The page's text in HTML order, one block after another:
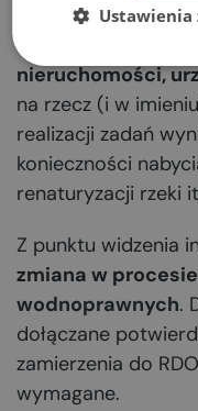
Prawo Wodne –
miałby
nieruchomości,
na rzecz (i w
realizacji zadań
konieczności
renaturyzacji rzeki
Z punktu widzenia
zmiana w procesie
wodnoprawnych.
dołączane
zamierzenia do
wymagane.
Ustawienia